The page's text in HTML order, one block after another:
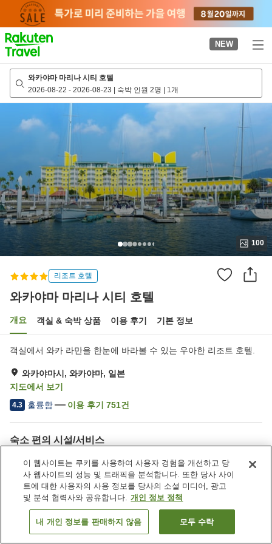
page
NEW
와카야마 마리나 시티 호텔
2026-08-22 - 2026-08-23 | 숙박 인원 2명 | 1개
100
리조트 호텔
와카야마 마리나 시티 호텔
개요 객실 & 숙박 상품 이용 후기 기본 정보
객실에서 와카 라만을 한눈에 바라볼 수 있는 우아한 리조트 호텔.
와카야마시, 와카야마, 일본
지도에서 보기
4.3 훌륭함 이용 후기 751건
숙소 편의 시설/서비스
Wi-Fi
주차장
스파 / 미용실
레스토랑
일본 와카야마 와카야마시 와카야마 마리나 시티 호텔
객실 보기
이 웹사이트는 쿠키를 사용하여 사용자 경험을 개선하고 당
사 웹사이트의 성능 및 트래픽을 분석합니다. 또한 당사 사이
트에 대한 사용자의 사용 정보를 당사의 소셜 미디어, 광고
및 분석 협력사와 공유합니다. 개인 정보 정책
내 개인 정보를 판매하지 않음 모두 수락